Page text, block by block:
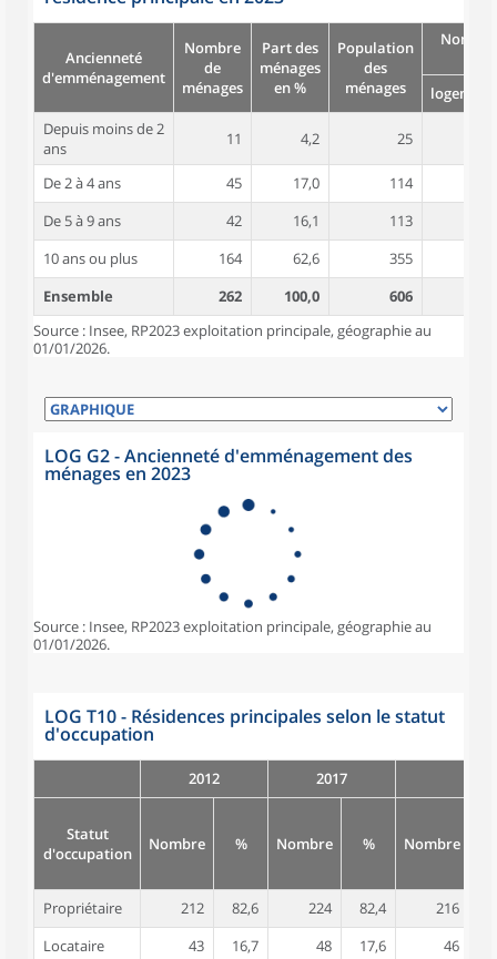
Ancienneté
d'emménagement
Nombre
de
ménages
Part des
ménages
en %
Population
des
ménages
logement
Depuis moins de 2
ans
11 4,2 25
De 2 à 4 ans 45 17,0 114
De 5 à 9 ans
42 16,1 113
10 ans ou plus
164 62,6 355
Ensemble
262 100,0 606
Source : Insee, RP2023 exploitation principale, géographie au
01/01/2026.
LOG G2 - Ancienneté d'emménagement des
ménages en 2023
Source : Insee, RP2023 exploitation principale, géographie au
01/01/2026.
LOG T10 - Résidences principales selon le statut
d'occupation
2012 2017
Statut
d'occupation
Nombre % Nombre % Nombre
Propriétaire 212 82,6 224 82,4 216
Locataire
43 16,7 48 17,6 46